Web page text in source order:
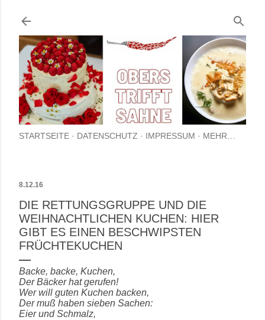
Direkt zum
STARTSEITE DATENSCHUTZ IMPRESSUM MEHR…
8.12.16
DIE RETTUNGSGRUPPE UND DIE
WEIHNACHTLICHEN KUCHEN: HIER
GIBT ES EINEN BESCHWIPSTEN
FRÜCHTEKUCHEN
Backe, backe, Kuchen,
Der Bäcker hat gerufen!
Wer will guten Kuchen backen,
Der muß haben sieben Sachen:
Eier und Schmalz,